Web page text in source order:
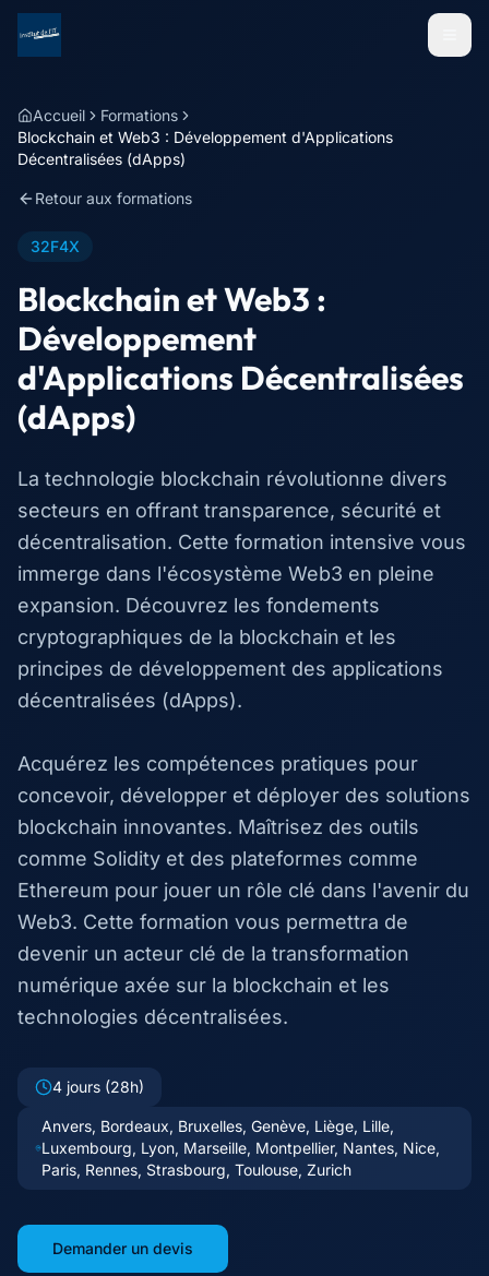
Menu
Accueil
Formations
Blockchain et Web3 : Développement d'Applications
Décentralisées (dApps)
Retour aux formations
32F4X
Blockchain et Web3 :
Développement
d'Applications Décentralisées
(dApps)
La technologie blockchain révolutionne divers
secteurs en offrant transparence, sécurité et
décentralisation. Cette formation intensive vous
immerge dans l'écosystème Web3 en pleine
expansion. Découvrez les fondements
cryptographiques de la blockchain et les
principes de développement des applications
décentralisées (dApps).
Acquérez les compétences pratiques pour
concevoir, développer et déployer des solutions
blockchain innovantes. Maîtrisez des outils
comme Solidity et des plateformes comme
Ethereum pour jouer un rôle clé dans l'avenir du
Web3. Cette formation vous permettra de
devenir un acteur clé de la transformation
numérique axée sur la blockchain et les
technologies décentralisées.
4 jours (28h)
Anvers, Bordeaux, Bruxelles, Genève, Liège, Lille,
Luxembourg, Lyon, Marseille, Montpellier, Nantes, Nice,
Paris, Rennes, Strasbourg, Toulouse, Zurich
Demander un devis